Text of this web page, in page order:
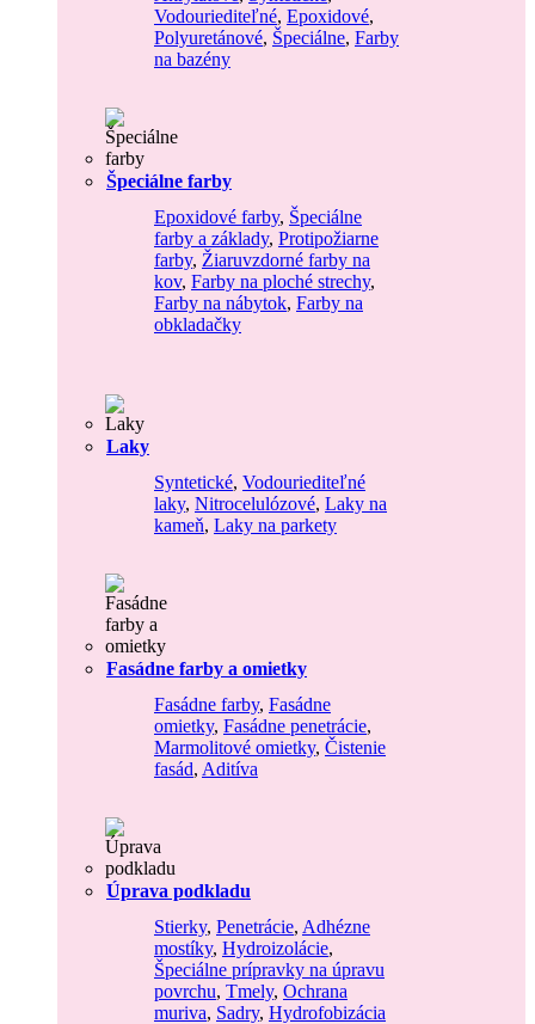
Vodouriediteľné, Epoxidové,
Polyuretánové, Špeciálne, Farby
na bazény
Špeciálne farby
Epoxidové farby, Špeciálne
farby a základy, Protipožiarne
farby, Žiaruvzdorné farby na
kov, Farby na ploché strechy,
Farby na nábytok, Farby na
obkladačky
Laky
Syntetické, Vodouriediteľné
laky, Nitrocelulózové, Laky na
kameň, Laky na parkety
Fasádne farby a omietky
Fasádne farby, Fasádne
omietky, Fasádne penetrácie,
Marmolitové omietky, Čistenie
fasád, Aditíva
Úprava podkladu
Stierky, Penetrácie, Adhézne
mostíky, Hydroizolácie,
Špeciálne prípravky na úpravu
povrchu, Tmely, Ochrana
muriva, Sadry, Hydrofobizácia